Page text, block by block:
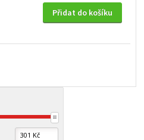
Přidat do košíku